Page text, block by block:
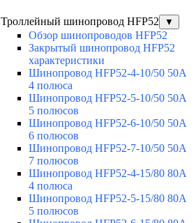
Троллейный шинопровод HFP52 ▼
Обзор шинопроводов HFP52
Закрытый шинопровод HFP52
характеристики
Шинопровод HFP52-4-10/50 50A
4 полюса
Шинопровод HFP52-5-10/50 50А
5 полюсов
Шинопровод HFP52-6-10/50 50А
6 полюсов
Шинопровод HFP52-7-10/50 50А
7 полюсов
Шинопровод HFP52-4-15/80 80A
4 полюса
Шинопровод HFP52-5-15/80 80А
5 полюсов